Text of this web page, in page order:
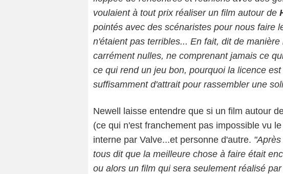
voulaient à tout prix réaliser un film autour de
pointés avec des scénaristes pour nous faire
n'étaient pas terribles... En fait, dit de
carrément nulles, ne comprenant jamais ce
ce qui rend un jeu bon, pourquoi la licence
suffisamment d'attrait pour rassembler une
Newell laisse entendre que si un film autour
(ce qui n'est franchement pas impossible vu
interne par Valve...et personne d'autre.
tous dit que la meilleure chose à faire était
ou alors un film qui sera seulement réalisé